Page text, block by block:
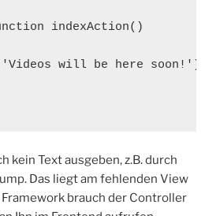
indexAction()
will be here soon!');
kein Text ausgeben, z.B. durch
Das liegt am fehlenden View
Framework brauch der Controller